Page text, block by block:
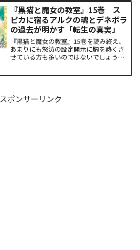
ち塞がります。彼が主張する「狂気の平
和論」と四谷友助たち...
『黒猫と魔女の教室』15巻｜ス
ピカに宿るアルクの魂とデネボラ
の過去が明かす「転生の真実」
『黒猫と魔女の教室』15巻を読み終え、
あまりにも怒涛の設定開示に胸を熱くさ
せている方も多いのではないでしょう
スポンサーリンク